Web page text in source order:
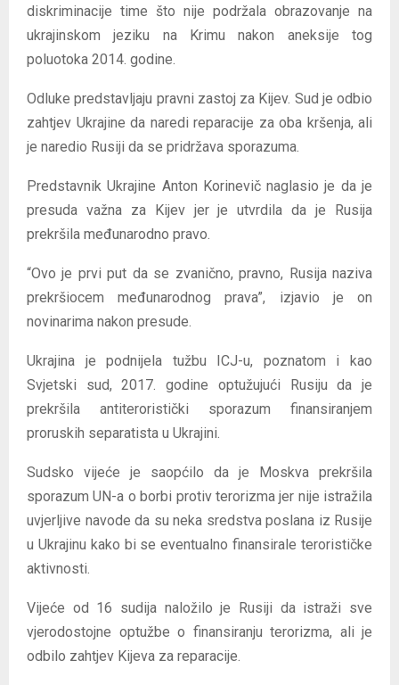
diskriminacije time što nije podržala obrazovanje na
ukrajinskom jeziku na Krimu nakon aneksije tog
poluotoka 2014. godine.
Odluke predstavljaju pravni zastoj za Kijev. Sud je odbio
zahtjev Ukrajine da naredi reparacije za oba kršenja, ali
je naredio Rusiji da se pridržava sporazuma.
Predstavnik Ukrajine Anton Korinevič naglasio je da je
presuda važna za Kijev jer je utvrdila da je Rusija
prekršila međunarodno pravo.
“Ovo je prvi put da se zvanično, pravno, Rusija naziva
prekršiocem međunarodnog prava”, izjavio je on
novinarima nakon presude.
Ukrajina je podnijela tužbu ICJ-u, poznatom i kao
Svjetski sud, 2017. godine optužujući Rusiju da je
prekršila antiteroristički sporazum finansiranjem
proruskih separatista u Ukrajini.
Sudsko vijeće je saopćilo da je Moskva prekršila
sporazum UN-a o borbi protiv terorizma jer nije istražila
uvjerljive navode da su neka sredstva poslana iz Rusije
u Ukrajinu kako bi se eventualno finansirale terorističke
aktivnosti.
Vijeće od 16 sudija naložilo je Rusiji da istraži sve
vjerodostojne optužbe o finansiranju terorizma, ali je
odbilo zahtjev Kijeva za reparacije.